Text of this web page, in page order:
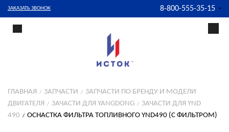
ЗАКАЗАТЬ ЗВОНОК 8-800-555-35-15
ГЛАВНАЯ ЗАПЧАСТИ
ЗАПЧАСТИ ПО БРЕНДУ И МОДЕЛИ
ДВИГАТЕЛЯ
ЗАЧАСТИ ДЛЯ YANGDONG
ЗАЧАСТИ ДЛЯ YND
490
ОСНАСТКА ФИЛЬТРА ТОПЛИВНОГО YND490 (С ФИЛЬТРОМ)